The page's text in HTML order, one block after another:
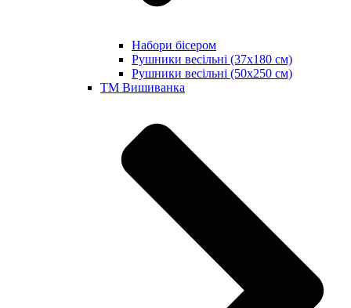
Набори бісером
Рушники весільні (37х180 см)
Рушники весільні (50х250 см)
ТМ Вишиванка